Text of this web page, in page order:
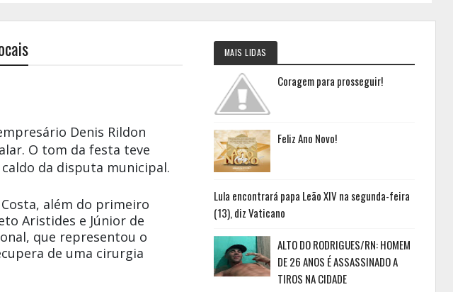
Denis Rildon
O tom da festa teve
da disputa municipal.
além do primeiro
Aristides e Júnior de
que representou o
de uma cirurgia
MAIS LIDAS
Coragem para prosseguir!
Feliz Ano Novo!
Lula encontrará papa Leão XIV na segunda-feira
(13), diz Vaticano
ALTO DO RODRIGUES/RN: HOMEM
DE 26 ANOS É ASSASSINADO A
TIROS NA CIDADE